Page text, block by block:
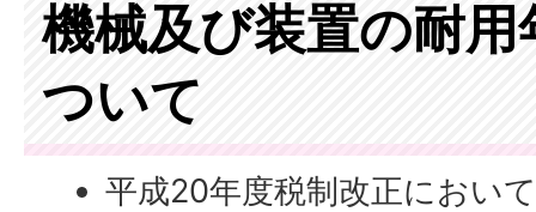
機械及び装置の耐
ついて
平成20年度税制改正におい